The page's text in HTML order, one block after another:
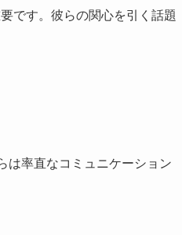
です。彼らの関心を引く話題
は率直なコミュニケーション